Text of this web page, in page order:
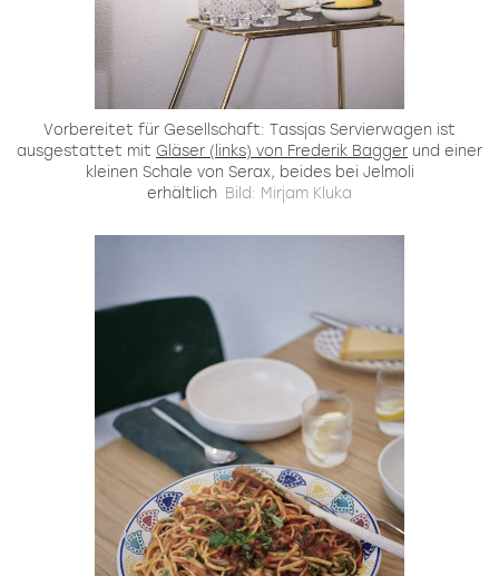
Vorbereitet für Gesellschaft: Tassjas Servierwagen ist
ausgestattet mit Gläser (links) von Frederik Bagger und einer
kleinen Schale von Serax, beides bei Jelmoli
erhältlich Bild: Mirjam Kluka